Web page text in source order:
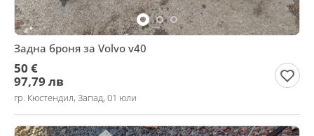
Задна броня за Volvo v40
50 €
97,79 лв
гр. Кюстендил, Запад, 01 юли